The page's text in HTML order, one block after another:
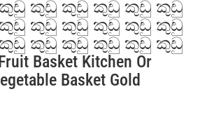
කුඩු කුඩු කුඩු කුඩු කුඩු
කුඩු කුඩු කුඩු කුඩු කුඩු
කුඩු කුඩු කුඩු කුඩු කුඩු
Basket Kitchen Or
Basket Gold